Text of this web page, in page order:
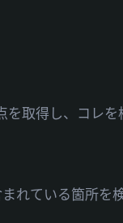
取得し、コレを
れている箇所を